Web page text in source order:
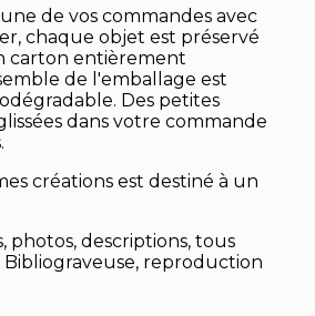
de vos commandes avec
chaque objet est préservé
carton entièrement
de l'emballage est
Des petites
dans votre commande
créations est destiné à un
photos, descriptions, tous
Bibliograveuse, reproduction